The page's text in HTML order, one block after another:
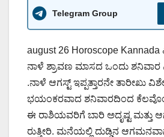
Telegram Group
august 26 Horoscope
ನಾಳೆ ಶ್ರಾವಣ ಮಾಸದ ಒಂದು
.ನಾಳೆ ಆಗಸ್ಟ್ ಇಪ್ಪತ್ತಾರನೇ ತಾರೀಖು
ಭಯಂಕರವಾದ ಶನಿವಾರದಿಂದ
ಈ ರಾಶಿಯವರಿಗೆ ಬಾರಿ ಅದೃಷ್ಟ ಮತ್ತು
ರುತ್ತೀರಿ. ಮನೆಯಲ್ಲಿ ದುಡ್ಡಿನ